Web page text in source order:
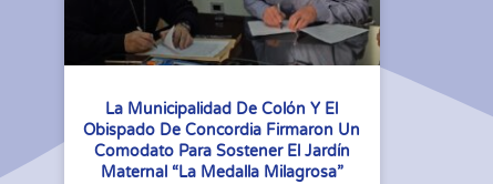
La Municipalidad De Colón Y El
Obispado De Concordia Firmaron Un
Comodato Para Sostener El Jardín
Maternal “La Medalla Milagrosa”